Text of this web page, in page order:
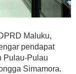
Maluku,
pendapat
Pulau-Pulau
Simamora.